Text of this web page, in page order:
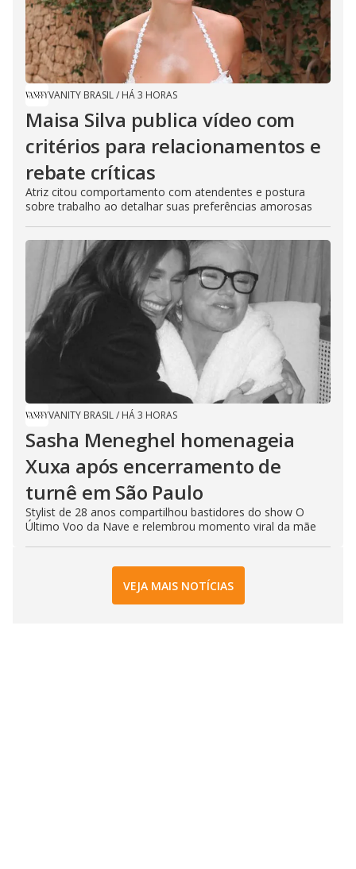
VANITY BRASIL/ HÁ 3 HORAS
Maisa Silva publica vídeo com
critérios para relacionamentos e
rebate críticas
Atriz citou comportamento com atendentes e postura
sobre trabalho ao detalhar suas preferências amorosas
VANITY BRASIL/ HÁ 3 HORAS
Sasha Meneghel homenageia
Xuxa após encerramento de
turnê em São Paulo
Stylist de 28 anos compartilhou bastidores do show O
Último Voo da Nave e relembrou momento viral da mãe
VEJA MAIS NOTÍCIAS